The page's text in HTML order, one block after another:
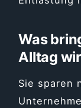
Was
Alltag
Sie sparen